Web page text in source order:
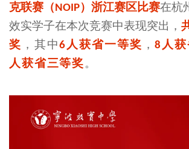
克联赛（NOIP）浙江赛区比赛在杭
效实学子在本次竞赛中表现突出，
奖 ，其中6人获省一等奖 ，8人
人 获省三等奖。